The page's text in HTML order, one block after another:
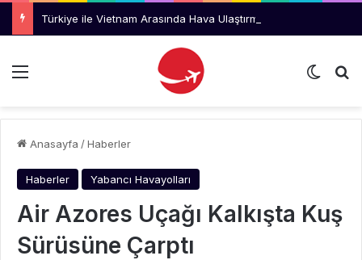
Menü Dış
Anasayfa /Haberler
Haberler Yabancı Havayolları
Air Azores Uçağı Kalkışta Kuş
Sürüsüne Çarptı